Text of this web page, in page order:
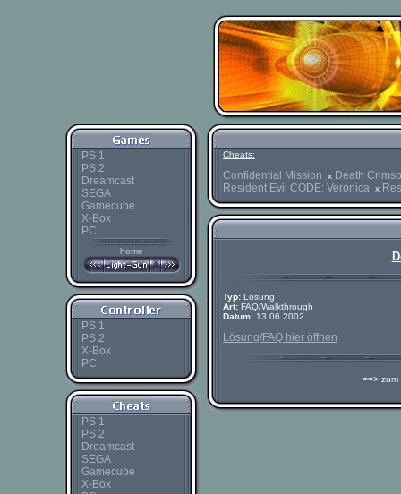
PS 1
PS 2
Dreamcast
SEGA
Gamecube
X-Box
PC
home
PS 1
PS 2
X-Box
PC
PS 1
PS 2
Dreamcast
SEGA
Gamecube
X-Box
Cheats:
Confidential Mission x Death
Resident Evil CODE: Veronica x
Typ: Lösung
Art: FAQ/Walkthrough
Datum: 13.06.2002
Lösung/FAQ hier öffnen
==>